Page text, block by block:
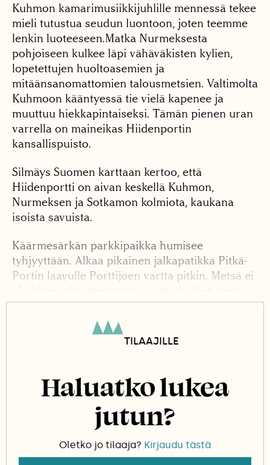
Kuhmon kamarimusiikkijuhlille mennessä tekee
mieli tutustua seudun luontoon, joten teemme
lenkin luoteeseen.Matka Nurmeksesta
pohjoiseen kulkee läpi vähäväkisten kylien,
lopetettujen huoltoasemien ja
mitäänsanomattomien talousmetsien. Valtimolta
Kuhmoon kääntyessä tie vielä kapenee ja
muuttuu hiekkapintaiseksi. Tämän pienen uran
varrella on maineikas Hiidenportin
kansallispuisto.
Silmäys Suomen karttaan kertoo, että
Hiidenportti on aivan keskellä Kuhmon,
Nurmeksen ja Sotkamon kolmiota, kaukana
isoista savuista.
Käärmesärkän parkkipaikka humisee
tyhjyyttään. Alkaa pikainen jalkapatikka Pitkä-
Portin laavulle Porttijoen vartta pitkin. Metsä ei
ovat jo sata vuotta vanhoja, ja joskus niissäkin
on elämää: harmaasieppo on tehnyt pesän
keskelle polkua kelomäntyyn hakattuun koloon.
TILAAJILLE
Haluatko lukea
jutun?
Oletko jo tilaaja? Kirjaudu tästä